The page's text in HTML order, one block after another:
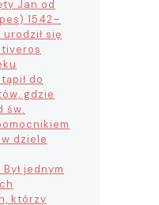
Jan od
1542–
urodził się
do
gdzie
św.
dziele
jednym
którzy